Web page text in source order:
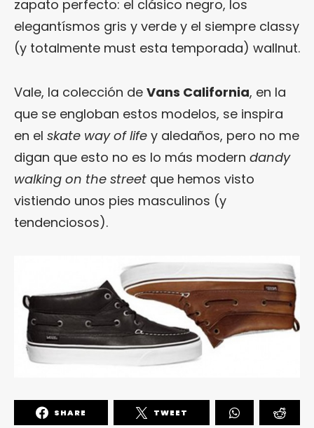
zapato perfecto: el clásico negro, los
elegantísmos gris y verde y el siempre classy
(y totalmente must esta temporada) wallnut.
Vale, la colección de Vans California, en la
que se engloban estos modelos, se inspira
en el skate way of life y aledaños, pero no me
digan que esto no es lo más modern dandy
walking on the street que hemos visto
vistiendo unos pies masculinos (y
tendenciosos).
SHARE TWEET